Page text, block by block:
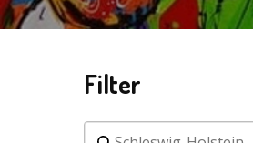
Filter